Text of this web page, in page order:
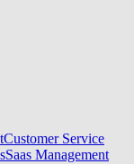
Customer Service
Saas Management